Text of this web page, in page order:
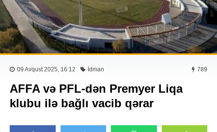
09 Avqust 2025, 16:12 İdman 789
AFFA və PFL-dən Premyer Liqa
klubu ilə bağlı vacib qərar